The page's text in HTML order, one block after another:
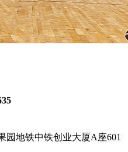
园地铁中铁创业大厦A座601